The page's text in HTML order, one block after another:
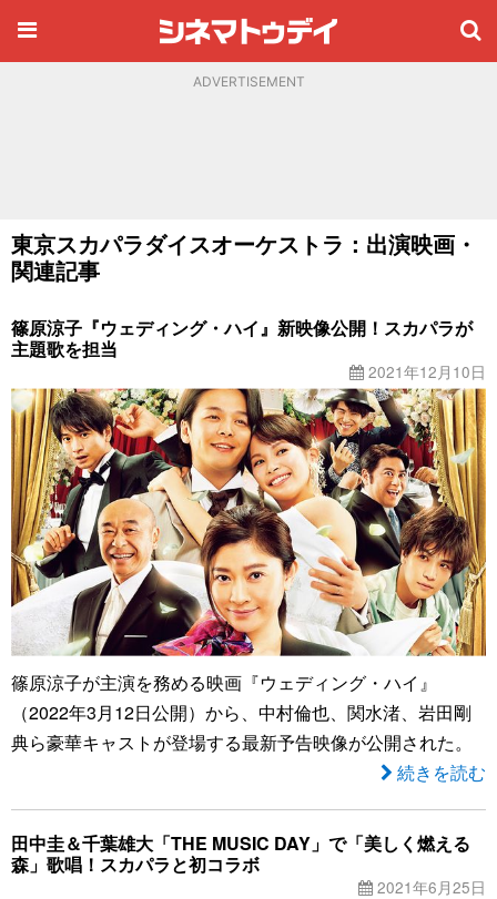
ADVERTISEMENT
東京スカパラダイスオーケストラ：出演映画・
関連記事
篠原涼子『ウェディング・ハイ』新映像公開！スカパラが
主題歌を担当
2021年12月10日
篠原涼子が主演を務める映画『ウェディング・ハイ』
（2022年3月12日公開）から、中村倫也、関水渚、岩田剛
典ら豪華キャストが登場する最新予告映像が公開された。
続きを読む
田中圭＆千葉雄大「THE MUSIC DAY」で「美しく燃える
森」歌唱！スカパラと初コラボ
2021年6月25日